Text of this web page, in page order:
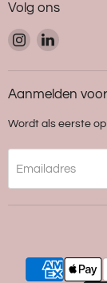
Volg ons
Vind
ons
op
Instagram
Vind
op
LinkedIn
Aanmelden
Wordt als eerste
Emailadres